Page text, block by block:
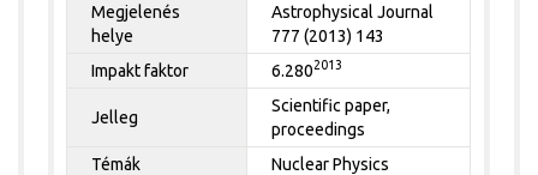
Megjelenés
helye
Astrophysical Journal
777 (2013) 143
Impakt faktor
6.2802013
Jelleg
Scientific paper,
proceedings
Témák
Nuclear Physics